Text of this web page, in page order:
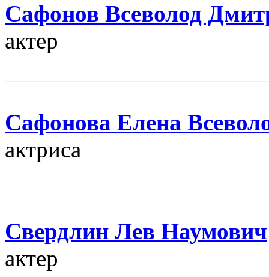
Сафонов Всеволод
актер
Сафонова Елена
актриса
Свердлин Лев Наумович
актер